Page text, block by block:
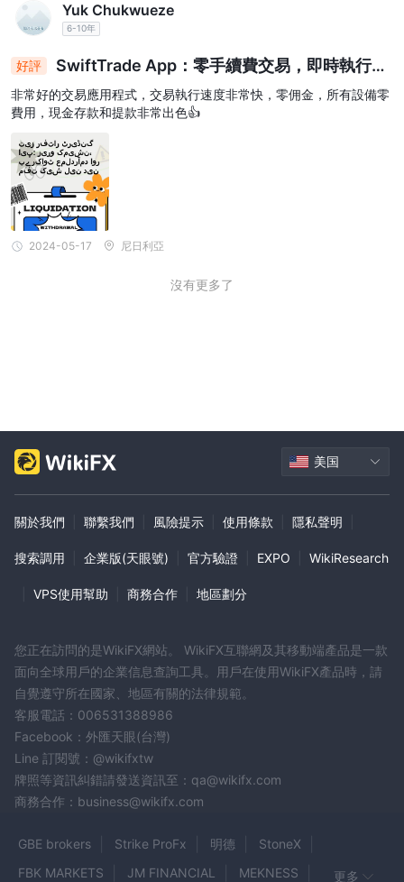
Yuk Chukwueze
6-10年
好評
SwiftTrade App：零手續費交易，即時執行，
全球通用，無縫現金流
非常好的交易應用程式，交易執行速度非常快，零佣金，所有設備零
費用，現金存款和提款非常出色👍
2024-05-17 尼日利亞
沒有更多了
美国
關於我們 聯繫我們 風險提示 使用條款 隱私聲明
搜索調用 企業版(天眼號) 官方驗證 EXPO WikiResearch
VPS使用幫助 商務合作 地區劃分
您正在訪問的是WikiFX網站。 WikiFX互聯網及其移動端產品是一款
面向全球用戶的企業信息查詢工具。用戶在使用WikiFX產品時，請
自覺遵守所在國家、地區有關的法律規範。
客服電話：006531388986
Facebook：外匯天眼(台灣)
Line 訂閱號：@wikifxtw
牌照等資訊糾錯請發送資訊至：qa@wikifx.com
商務合作：business@wikifx.com
GBE brokers Strike ProFx 明德
StoneX
FBK MARKETS
JM FINANCIAL MEKNESS 更多